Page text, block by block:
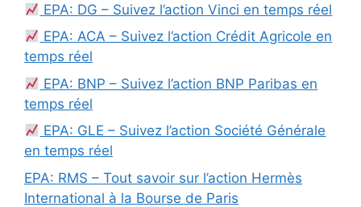
EPA: DG – Suivez l’action Vinci en temps réel
EPA: ACA – Suivez l’action Crédit Agricole en
temps réel
EPA: BNP – Suivez l’action BNP Paribas en
temps réel
EPA: GLE – Suivez l’action Société Générale
en temps réel
EPA: RMS – Tout savoir sur l’action Hermès
International à la Bourse de Paris